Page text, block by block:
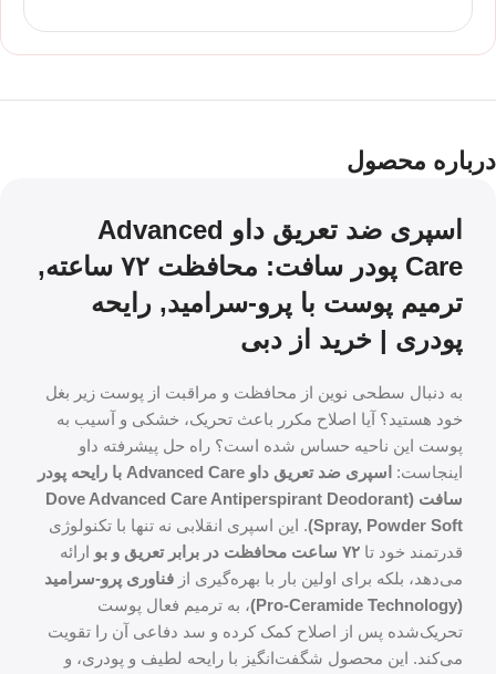
درباره محصول
اسپری ضد تعریق داو Advanced
Care پودر سافت: محافظت ۷۲ ساعته,
ترمیم پوست با پرو-سرامید, رایحه
پودری | خرید از دبی
به دنبال سطحی نوین از محافظت و مراقبت از پوست زیر بغل
خود هستید؟ آیا اصلاح مکرر باعث تحریک، خشکی و آسیب به
پوست این ناحیه حساس شده است؟ راه حل پیشرفته داو
اینجاست:
اسپری ضد تعریق داو Advanced Care با رایحه پودر
سافت (Dove Advanced Care Antiperspirant Deodorant
Spray, Powder Soft) . این اسپری انقلابی نه تنها با تکنولوژی
قدرتمند خود تا ۷۲ ساعت محافظت در برابر تعریق و بو
ارائه
می‌دهد، بلکه برای اولین بار با بهره‌گیری از فناوری پرو-سرامید
(Pro-Ceramide Technology)
، به ترمیم فعال پوست
تحریک‌شده پس از اصلاح کمک کرده و سد دفاعی آن را تقویت
می‌کند. این محصول شگفت‌انگیز با رایحه لطیف و پودری، و